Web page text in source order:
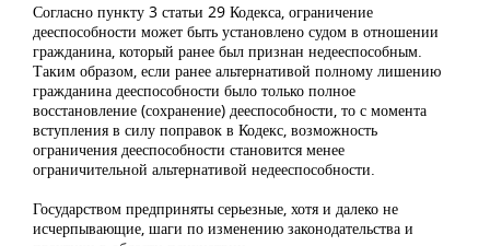
Согласно пункту 3 статьи 29 Кодекса, ограничение
дееспособности может быть установлено судом в отношении
гражданина, который ранее был признан недееспособным.
Таким образом, если ранее альтернативой полному лишению
гражданина дееспособности было только полное
восстановление (сохранение) дееспособности, то с момента
вступления в силу поправок в Кодекс, возможность
ограничения дееспособности становится менее
ограничительной альтернативой недееспособности.
Государством предприняты серьезные, хотя и далеко не
исчерпывающие, шаги по изменению законодательства и